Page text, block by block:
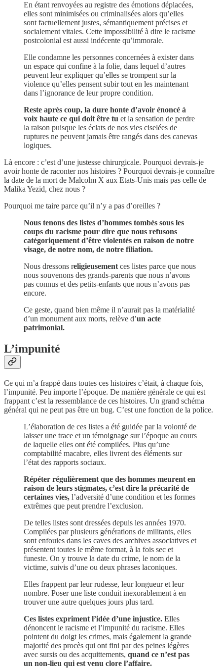
En étant renvoyées au registre des émotions déplacées,
elles sont minimisées ou criminalisées alors qu’elles
sont factuellement justes, sémantiquement précises et
socialement vitales. Cette impossibilité à dire le racisme
postcolonial est aussi indécente qu’immorale.
Elle condamne les personnes concernées à exister dans
un espace qui confine à la folie, dans lequel d’autres
peuvent leur expliquer qu’elles se trompent sur la
violence qu’elles pensent subir tout en les maintenant
dans l’ignorance de leur propre condition.
Reste après coup, la dure honte d’avoir énoncé à
voix haute ce qui doit être tu et la sensation de perdre
la raison puisque les éclats de nos vies ciselées de
ruptures ne peuvent jamais être rangés dans des canevas
logiques.
Là encore : c’est d’une justesse chirurgicale. Pourquoi devrais-je
avoir honte de raconter nos histoires ? Pourquoi devrais-je connaître
la date de la mort de Malcolm X aux Etats-Unis mais pas celle de
Malika Yezid, chez nous ?
Pourquoi me taire parce qu’il n’y a pas d’oreilles ?
Nous tenons des listes d’hommes tombés sous les
coups du racisme pour dire que nous refusons
catégoriquement d’être violentés en raison de notre
visage, de notre nom, de notre filiation.
Nous dressons religieusement ces listes parce que nous
nous souvenons des grands-parents que nous n’avons
pas connus et des petits-enfants que nous n’avons pas
encore.
Ce geste, quand bien même il n’aurait pas la matérialité
d’un monument aux morts, relève d’un acte
patrimonial.
L’impunité
Ce qui m’a frappé dans toutes ces histoires c’était, à chaque fois,
l’impunité. Peu importe l’époque. De manière générale ce qui est
frappant c’est la ressemblance de ces histoires. Un grand schéma
général qui ne peut pas être un bug. C’est une fonction de la police.
L’élaboration de ces listes a été guidée par la volonté de
laisser une trace et un témoignage sur l’époque au cours
de laquelle elles ont été compilées. Plus qu’une
comptabilité macabre, elles livrent des éléments sur
l’état des rapports sociaux.
Répéter régulièrement que des hommes meurent en
raison de leurs stigmates, c’est dire la précarité de
certaines vies, l’adversité d’une condition et les formes
extrêmes que peut prendre l’exclusion.
De telles listes sont dressées depuis les années 1970.
Compilées par plusieurs générations de militants, elles
sont enfouies dans les caves des archives associatives et
présentent toutes le même format, à la fois sec et
funeste. On y trouve la date du crime, le nom de la
victime, suivis d’une ou deux phrases laconiques.
Elles frappent par leur rudesse, leur longueur et leur
nombre. Poser une liste conduit inexorablement à en
trouver une autre quelques jours plus tard.
Ces listes expriment l’idée d’une injustice. Elles
dénoncent le racisme et l’impunité du racisme. Elles
pointent du doigt les crimes, mais également la grande
majorité des procès qui ont fini par des peines légères
avec sursis ou des acquittements, quand ce n’est pas
un non-lieu qui est venu clore l’affaire.